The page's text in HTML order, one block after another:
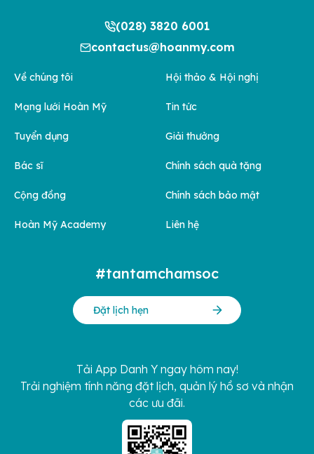
(028) 3820 6001
contactus@hoanmy.com
Về chúng tôi
Mạng lưới Hoàn Mỹ
Tuyển dụng
Bác sĩ
Cộng đồng
Hoàn Mỹ Academy
Hội thảo & Hội nghị
Tin tức
Giải thưởng
Chính sách quà tặng
Chính sách bảo mật
Liên hệ
#tantamchamsoc
Đặt lịch hẹn
Tải App Danh Y ngay hôm nay!
Trải nghiệm tính năng đặt lịch, quản lý hồ sơ và nhận
các ưu đãi.